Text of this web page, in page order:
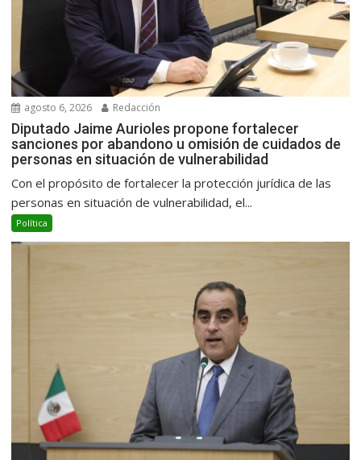
agosto 6, 2026 Redacción
Diputado Jaime Aurioles propone fortalecer
sanciones por abandono u omisión de cuidados de
personas en situación de vulnerabilidad
Con el propósito de fortalecer la protección jurídica de las
personas en situación de vulnerabilidad, el...
Política